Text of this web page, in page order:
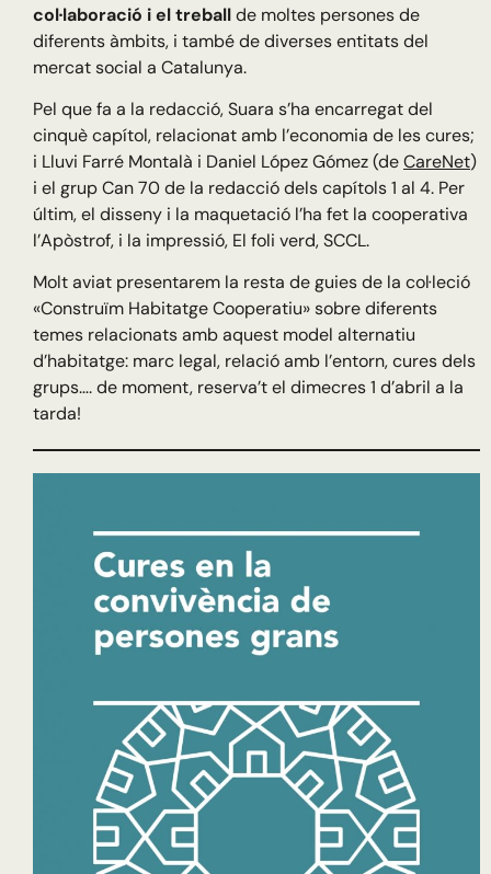
col·laboració i el treballde moltes persones de
diferents àmbits, i també de diverses entitats del
mercat social a Catalunya.
Pel que fa a la redacció, Suara s’ha encarregat del
cinquè capítol, relacionat amb l’economia de les cures;
i Lluvi Farré Montalà i Daniel López Gómez (deCareNet)
i el grup Can 70 de la redacció dels capítols 1 al 4. Per
últim, el disseny i la maquetació l’ha fet la cooperativa
l’Apòstrof, i la impressió, El foli verd, SCCL.
Molt aviat presentarem la resta de guies de la col·leció
«Construïm Habitatge Cooperatiu» sobre diferents
temes relacionats amb aquest model alternatiu
d’habitatge: marc legal, relació amb l’entorn, cures dels
grups…. de moment, reserva’t el dimecres 1 d’abril a la
tarda!